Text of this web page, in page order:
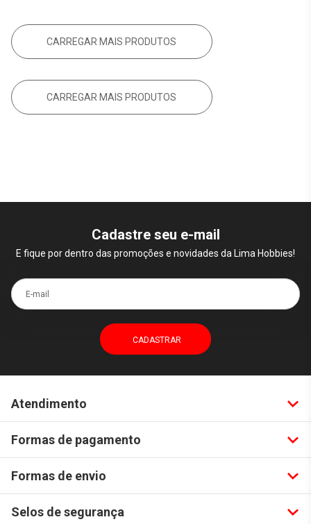
CARREGAR MAIS PRODUTOS
CARREGAR MAIS PRODUTOS
Cadastre seu e-mail
E fique por dentro das promoções e novidades da Lima Hobbies!
E-mail
Atendimento
Formas de pagamento
Formas de envio
Selos de segurança